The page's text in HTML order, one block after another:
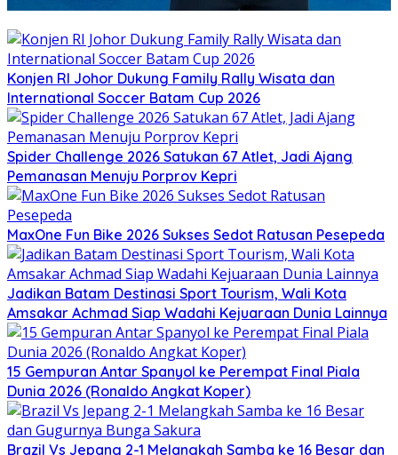
Konjen RI Johor Dukung Family Rally Wisata dan
International Soccer Batam Cup 2026
Spider Challenge 2026 Satukan 67 Atlet, Jadi Ajang
Pemanasan Menuju Porprov Kepri
MaxOne Fun Bike 2026 Sukses Sedot Ratusan Pesepeda
Jadikan Batam Destinasi Sport Tourism, Wali Kota
Amsakar Achmad Siap Wadahi Kejuaraan Dunia Lainnya
15 Gempuran Antar Spanyol ke Perempat Final Piala
Dunia 2026 (Ronaldo Angkat Koper)
Brazil Vs Jepang 2-1 Melangkah Samba ke 16 Besar dan